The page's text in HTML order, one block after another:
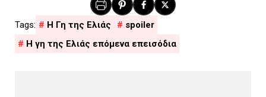
H Γη της Ελιάς
spoiler
Η γη της Ελιάς επόμενα επεισόδια